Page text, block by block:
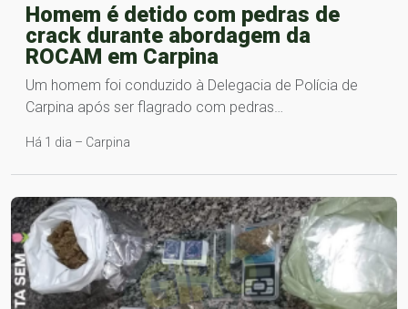
Homem é detido com pedras de
crack durante abordagem da
ROCAM em Carpina
Um homem foi conduzido à Delegacia de Polícia de
Carpina após ser flagrado com pedras…
Há 1 dia – Carpina